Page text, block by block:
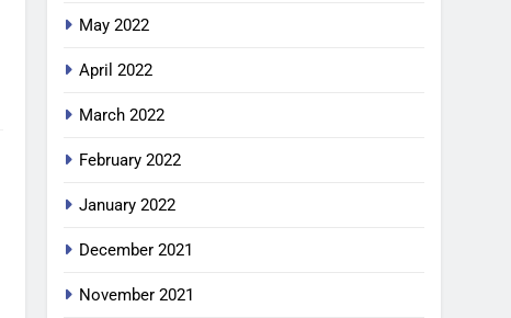
May 2022
April 2022
March 2022
February 2022
January 2022
December 2021
November 2021